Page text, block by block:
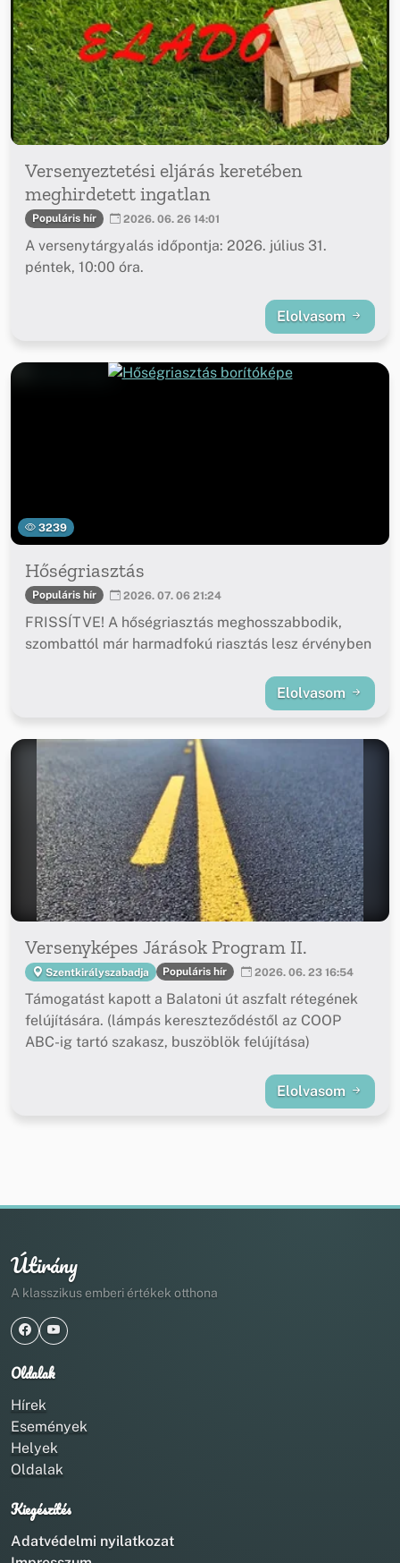
Versenyeztetési eljárás keretében
meghirdetett ingatlan
Populáris hír 2026. 06. 26 14:01
A versenytárgyalás időpontja: 2026. július 31.
péntek, 10:00 óra.
Elolvasom
3239
Hőségriasztás
Populáris hír 2026. 07. 06 21:24
FRISSÍTVE! A hőségriasztás meghosszabbodik,
szombattól már harmadfokú riasztás lesz érvényben
Elolvasom
Versenyképes Járások Program II.
Szentkirályszabadja Populáris hír 2026. 06. 23 16:54
Támogatást kapott a Balatoni út aszfalt rétegének
felújítására. (lámpás kereszteződéstől az COOP
ABC-ig tartó szakasz, buszöblök felújítása)
Elolvasom
Útirány
A klasszikus emberi értékek otthona
Oldalak
Hírek
Események
Helyek
Oldalak
Kiegészítés
Adatvédelmi nyilatkozat